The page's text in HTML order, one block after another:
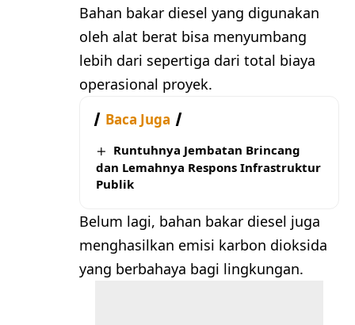
Bahan bakar diesel yang digunakan
oleh alat berat bisa menyumbang
lebih dari sepertiga dari total biaya
operasional proyek.
Baca Juga
Runtuhnya Jembatan Brincang
dan Lemahnya Respons Infrastruktur
Publik
Belum lagi, bahan bakar diesel juga
menghasilkan emisi karbon dioksida
yang berbahaya bagi lingkungan.